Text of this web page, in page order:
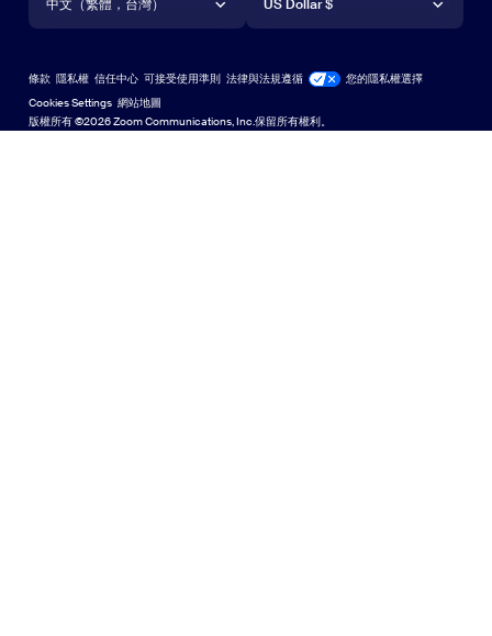
Android 應用程式
Android 應用程式
Zoom 體驗中心Zoom 體驗中心
Zoom for StartupsZoom for Startups
學習中心
技術內容資料庫技術內容資料庫
意見反應
中文（繁體，台灣）
Español
US Dollar $
版權所有 ©2026 Zoom Communications, Inc.保留所有權利。
條款 隱私權 信任中心 可接受使用準則 法律與法規遵循
您的隱私權選擇
Cookies Settings 網站地圖
網站地圖